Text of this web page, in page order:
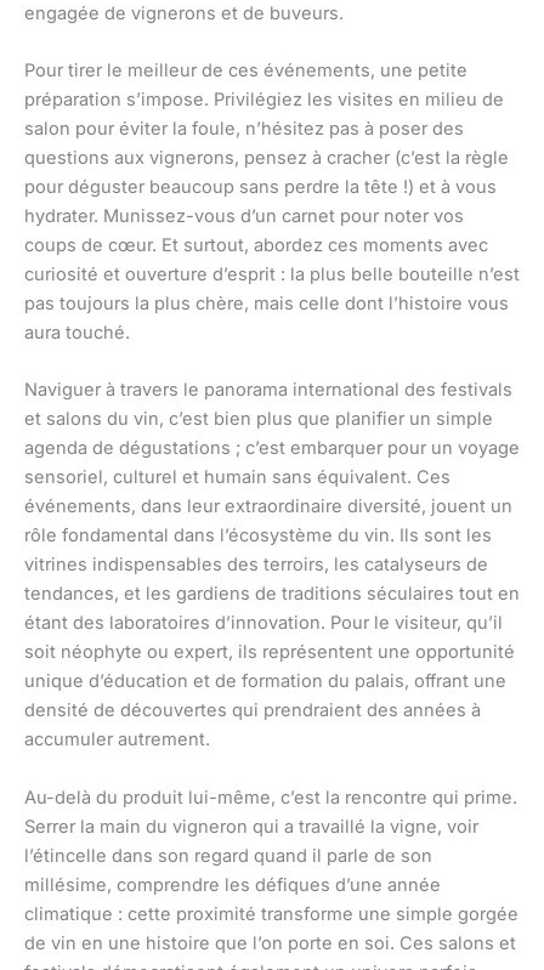
engagée de vignerons et de buveurs.
Pour tirer le meilleur de ces événements, une petite
préparation s’impose. Privilégiez les visites en milieu de
salon pour éviter la foule, n’hésitez pas à poser des
questions aux vignerons, pensez à cracher (c’est la règle
pour déguster beaucoup sans perdre la tête !) et à vous
hydrater. Munissez-vous d’un carnet pour noter vos
coups de cœur. Et surtout, abordez ces moments avec
curiosité et ouverture d’esprit : la plus belle bouteille n’est
pas toujours la plus chère, mais celle dont l’histoire vous
aura touché.
Naviguer à travers le panorama international des festivals
et salons du vin, c’est bien plus que planifier un simple
agenda de dégustations ; c’est embarquer pour un voyage
sensoriel, culturel et humain sans équivalent. Ces
événements, dans leur extraordinaire diversité, jouent un
rôle fondamental dans l’écosystème du vin. Ils sont les
vitrines indispensables des terroirs, les catalyseurs de
tendances, et les gardiens de traditions séculaires tout en
étant des laboratoires d’innovation. Pour le visiteur, qu’il
soit néophyte ou expert, ils représentent une opportunité
unique d’éducation et de formation du palais, offrant une
densité de découvertes qui prendraient des années à
accumuler autrement.
Au-delà du produit lui-même, c’est la rencontre qui prime.
Serrer la main du vigneron qui a travaillé la vigne, voir
l’étincelle dans son regard quand il parle de son
millésime, comprendre les défiques d’une année
climatique : cette proximité transforme une simple gorgée
de vin en une histoire que l’on porte en soi. Ces salons et